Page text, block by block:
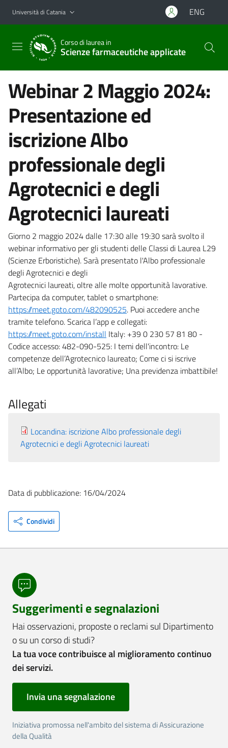
Vai al contenuto principale
Vai al menu di navigazione
Università di Catania ENG
Corso di laurea in
Scienze farmaceutiche applicate
Webinar 2 Maggio 2024:
Presentazione ed
iscrizione Albo
professionale degli
Agrotecnici e degli
Agrotecnici laureati
Giorno 2 maggio 2024 dalle 17:30 alle 19:30 sarà svolto il
webinar informativo per gli studenti delle Classi di Laurea L29
(Scienze Erboristiche). Sarà presentato l'Albo professionale
degli Agrotecnici e degli
Agrotecnici laureati, oltre alle molte opportunità lavorative.
Partecipa da computer, tablet o smartphone:
https://meet.goto.com/482090525. Puoi accedere anche
tramite telefono. Scarica l’app e collegati:
https://meet.goto.com/install Italy: +39 0 230 57 81 80 -
Codice accesso: 482-090-525: I temi dell'incontro: Le
competenze dell’Agrotecnico laureato; Come ci si iscrive
all’Albo; Le opportunità lavorative; Una previdenza imbattibile!
Allegati
Locandina: iscrizione Albo professionale degli
Agrotecnici e degli Agrotecnici laureati
Data di pubblicazione: 16/04/2024
Condividi
Suggerimenti e segnalazioni
Hai osservazioni, proposte o reclami sul Dipartimento
o su un corso di studi?
La tua voce contribuisce al miglioramento continuo
dei servizi.
Invia una segnalazione
Iniziativa promossa nell'ambito del sistema di Assicurazione
della Qualità